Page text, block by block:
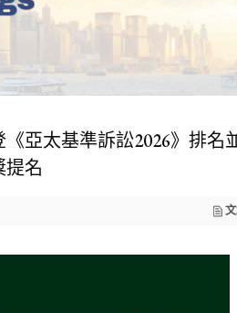
亞太基準訴訟2026》排名
提名